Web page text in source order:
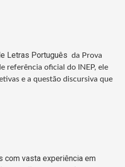
Letras Português da Prova
referência oficial do INEP, ele
e a questão discursiva que
com vasta experiência em